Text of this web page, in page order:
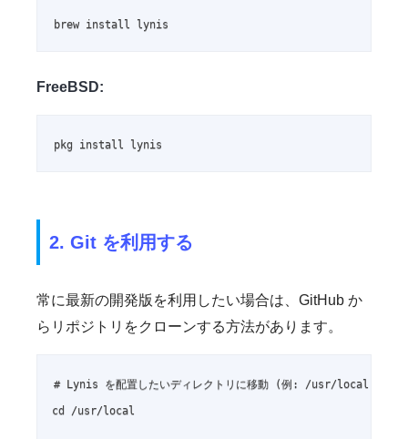
brew install lynis
FreeBSD:
pkg install lynis
2. Git を利用する
常に最新の開発版を利用したい場合は、GitHub か
らリポジトリをクローンする方法があります。
# Lynis を配置したいディレクトリに移動 (例: /usr/local)
cd /usr/local